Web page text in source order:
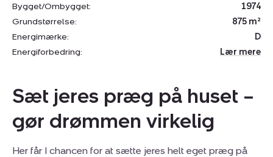
Bygget/Ombygget:
1974
Grundstørrelse:
875 m²
Energimærke:
D
Energiforbedring:
Lær mere
Sæt jeres præg på huset –
gør drømmen virkelig
Her får I chancen for at sætte jeres helt eget præg på